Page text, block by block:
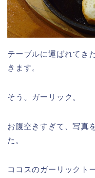
テーブルに運ばれてき
きます。
そう。ガーリック。
お腹空きすぎて、写真
た。
ココスのガーリックト